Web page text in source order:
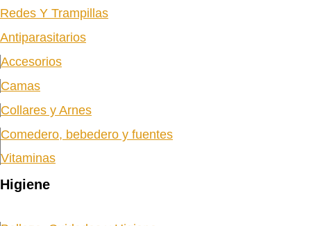
Redes Y Trampillas
Antiparasitarios
Accesorios
Camas
Collares y Arnes
Comedero, bebedero y fuentes
Vitaminas
Higiene